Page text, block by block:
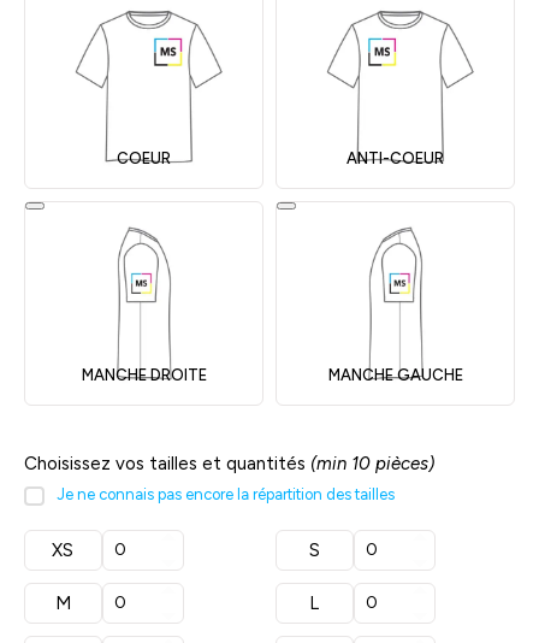
COEUR ANTI-COEUR
MANCHE DROITE MANCHE GAUCHE
Choisissez vos tailles et quantités (min 10 pièces)
Je ne connais pas encore la répartition des tailles
XS S
M L